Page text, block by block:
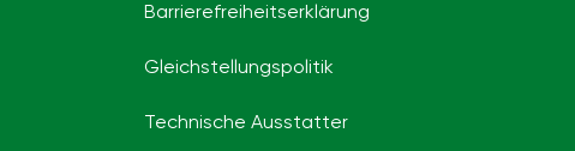
Barrierefreiheits­erklärung
Gleichstellungspolitik
Technische Ausstatter